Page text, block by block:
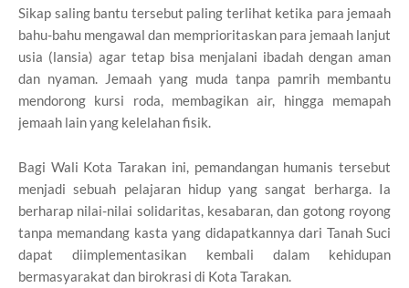
Sikap saling bantu tersebut paling terlihat ketika para jemaah
bahu-bahu mengawal dan memprioritaskan para jemaah lanjut
usia (lansia) agar tetap bisa menjalani ibadah dengan aman
dan nyaman. Jemaah yang muda tanpa pamrih membantu
mendorong kursi roda, membagikan air, hingga memapah
jemaah lain yang kelelahan fisik.
Bagi Wali Kota Tarakan ini, pemandangan humanis tersebut
menjadi sebuah pelajaran hidup yang sangat berharga. Ia
berharap nilai-nilai solidaritas, kesabaran, dan gotong royong
tanpa memandang kasta yang didapatkannya dari Tanah Suci
dapat diimplementasikan kembali dalam kehidupan
bermasyarakat dan birokrasi di Kota Tarakan.